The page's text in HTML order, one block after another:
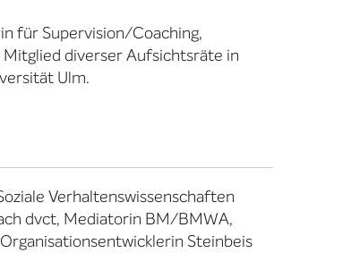
für Supervision/Coaching,
diverser Aufsichtsräte in
Ulm.
Verhaltenswissenschaften
dvct, Mediatorin BM/BMWA,
Steinbeis